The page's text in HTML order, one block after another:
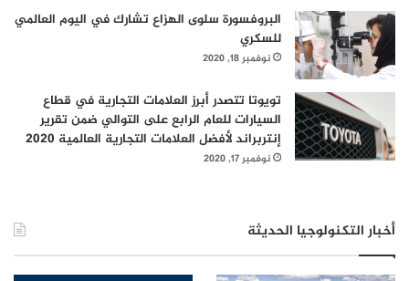
البروفسورة سلوى الهزاع تشارك في اليوم العالمي
للسكري
نوفمبر 18, 2020
تويوتا تتصدر أبرز العلامات التجارية في قطاع
السيارات للعام الرابع على التوالي ضمن تقرير
إنتربراند لأفضل العلامات التجارية العالمية 2020
نوفمبر 17, 2020
أخبار التكنولوجيا الحديثة